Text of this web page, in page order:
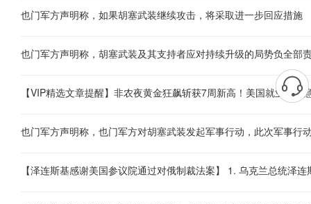
也门军方声明称，如果胡塞武装继续攻击，将采取进一步回应措施
也门军方声明称，胡塞武装及其支持者应对持续升级的局势负全部